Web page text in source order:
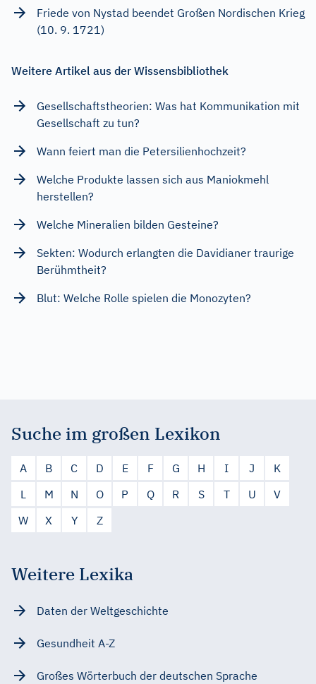
Friede von Nystad beendet Großen Nordischen Krieg
(10. 9. 1721)
Weitere Artikel aus der Wissensbibliothek
Gesellschaftstheorien: Was hat Kommunikation mit
Gesellschaft zu tun?
Wann feiert man die Petersilienhochzeit?
Welche Produkte lassen sich aus Maniokmehl
herstellen?
Welche Mineralien bilden Gesteine?
Sekten: Wodurch erlangten die Davidianer traurige
Berühmtheit?
Blut: Welche Rolle spielen die Monozyten?
Suche im großen Lexikon
A B C D E F G H I J
K
L
M N O P Q R S T U
V
W
X Y Z
Weitere Lexika
Daten der Weltgeschichte
Gesundheit A-Z
Großes Wörterbuch der deutschen Sprache